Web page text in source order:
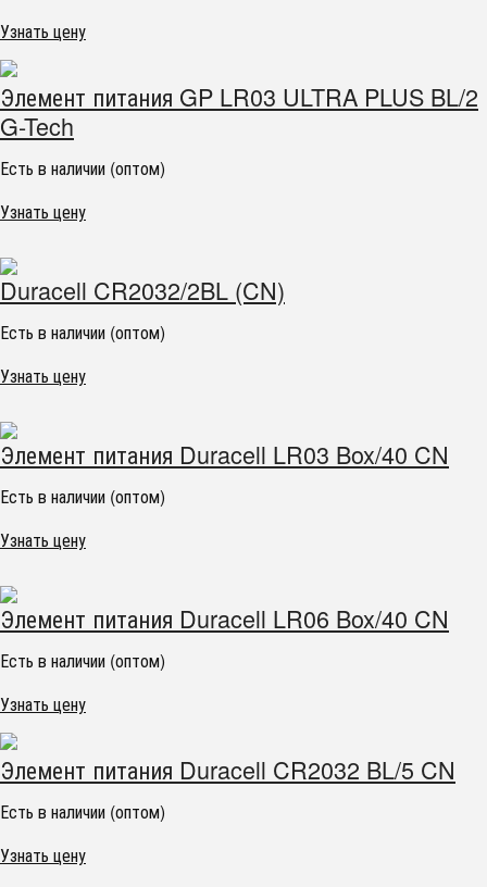
Узнать цену
Элемент питания GP LR03 ULTRA PLUS BL/2
G-Tech
Есть в наличии (оптом)
Узнать цену
Duracell CR2032/2BL (CN)
Есть в наличии (оптом)
Узнать цену
Элемент питания Duracell LR03 Box/40 CN
Есть в наличии (оптом)
Узнать цену
Элемент питания Duracell LR06 Box/40 CN
Есть в наличии (оптом)
Узнать цену
Элемент питания Duracell CR2032 BL/5 CN
Есть в наличии (оптом)
Узнать цену